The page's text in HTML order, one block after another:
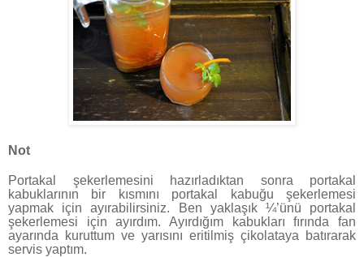
Not
Portakal şekerlemesini hazırladıktan sonra portakal
kabuklarının bir kısmını portakal kabuğu şekerlemesi
yapmak için ayırabilirsiniz. Ben yaklaşık ¼’ünü portakal
şekerlemesi için ayırdım. Ayırdığım kabukları fırında fan
ayarında kuruttum ve yarısını eritilmiş çikolataya batırarak
servis yaptım.